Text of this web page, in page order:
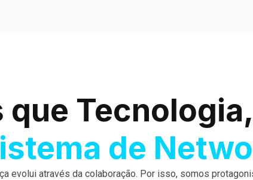
que
de
evolui através da colaboração. Por isso, somos